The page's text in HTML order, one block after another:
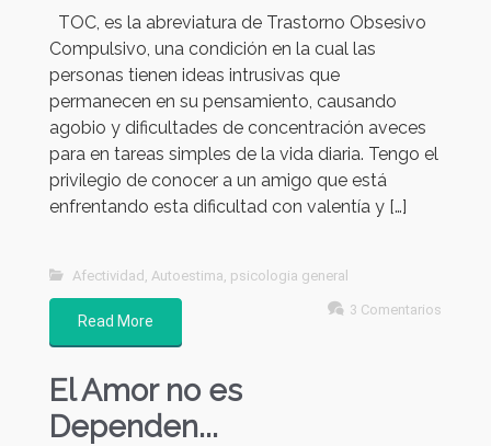
TOC, es la abreviatura de Trastorno Obsesivo
Compulsivo, una condición en la cual las
personas tienen ideas intrusivas que
permanecen en su pensamiento, causando
agobio y dificultades de concentración aveces
para en tareas simples de la vida diaria. Tengo el
privilegio de conocer a un amigo que está
enfrentando esta dificultad con valentía y […]
Afectividad , Autoestima, psicologia general
Read More
3 Comentarios
El Amor no es
Dependen...